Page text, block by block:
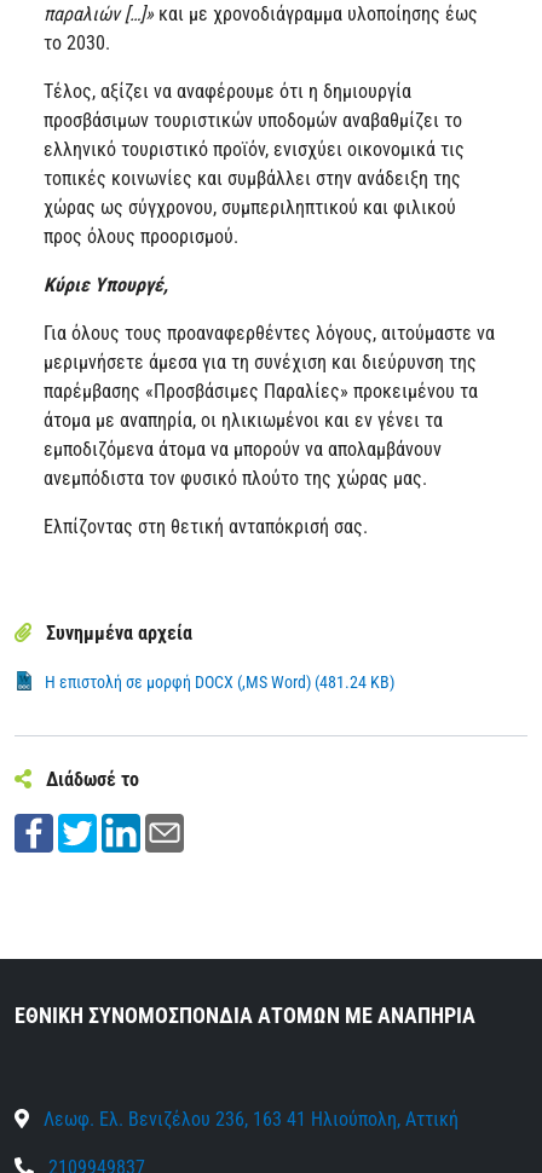
παραλιών […]»και με χρονοδιάγραμμα υλοποίησης έως
το 2030.
Τέλος, αξίζει να αναφέρουμε ότι η δημιουργία
προσβάσιμων τουριστικών υποδομών αναβαθμίζει το
ελληνικό τουριστικό προϊόν, ενισχύει οικονομικά τις
τοπικές κοινωνίες και συμβάλλει στην ανάδειξη της
χώρας ως σύγχρονου, συμπεριληπτικού και φιλικού
προς όλους προορισμού.
Κύριε Υπουργέ,
Για όλους τους προαναφερθέντες λόγους, αιτούμαστε να
μεριμνήσετε άμεσα για τη συνέχιση και διεύρυνση της
παρέμβασης «Προσβάσιμες Παραλίες» προκειμένου τα
άτομα με αναπηρία, οι ηλικιωμένοι και εν γένει τα
εμποδιζόμενα άτομα να μπορούν να απολαμβάνουν
ανεμπόδιστα τον φυσικό πλούτο της χώρας μας.
Ελπίζοντας στη θετική ανταπόκρισή σας.
Συνημμένα αρχεία
Η επιστολή σε μορφή DOCX (,MS Word) (481.24 KB)
Διάδωσέ το
ΕΘΝΙΚΗ ΣΥΝΟΜΟΣΠΟΝΔΙΑ ΑΤΟΜΩΝ ΜΕ ΑΝΑΠΗΡΙΑ
Λεωφ. Ελ. Βενιζέλου 236, 163 41 Ηλιούπολη, Αττική
2109949837